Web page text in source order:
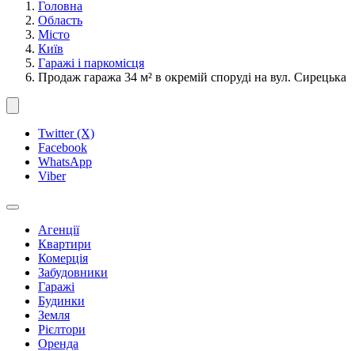
Головна
Область
Місто
Київ
Гаражі і паркомісця
Продаж гаража 34 м² в окремій споруді на вул. Сирецька
Twitter (X)
Facebook
WhatsApp
Viber
Агенції
Квартири
Комерція
Забудовники
Гаражі
Будинки
Земля
Рієлтори
Оренда